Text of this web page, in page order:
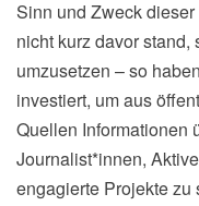
Sinn und Zweck
nicht kurz davor
umzusetzen – so
investiert, um aus
Quellen Informationen
Journalist*innen,
engagierte Projekte